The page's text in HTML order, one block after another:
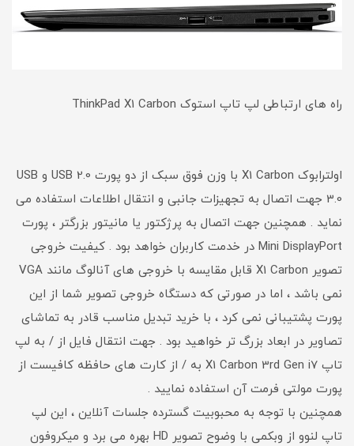
راه های ارتباطی لپ تاپ استوک ThinkPad X1 Carbon
اولترابوک X1 Carbon با وزن فوق سبک از دو پورت USB 2.0 و USB
3.0 جهت اتصال به تجهیزات جانبی و انتقال اطلاعات استفاده می
نماید . همچنین جهت اتصال به پرژکتور یا مانیتور بزرگتر ، پورت
Mini DisplayPort در خدمت کاربران خواهد بود . کیفیت خروجی
تصویر X1 Carbon قابل مقایسه با خروجی های آنالوگ مانند VGA
نمی باشد ، اما در صورتی که دستگاه خروجی تصویر شما از این
پورت پشتیبانی نمی کرد ، با خرید تبدیل مناسب قادر به تماشای
تصاویر در ابعاد بزرگ تر خواهید بود . جهت انتقال فایل از / به لپ
تاپ X1 Carbon 3rd Gen i7 به / از کارت های حافظه کافیست از
پورت مولتی فرمت آن استفاده نمایید .
همچنین با توجه به محبوبیت گسترده جلسات آنلاین ، این لپ
تاپ لنوو از وبکمی با وضوح تصویر HD بهره می برد و میکروفون